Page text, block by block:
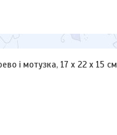
і мотузка, 17 х 22 х 15 см